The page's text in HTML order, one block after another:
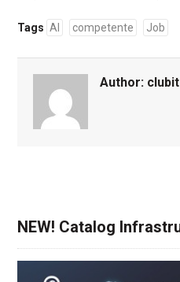
Tags AI competente Job
Author:
NEW! Catalog